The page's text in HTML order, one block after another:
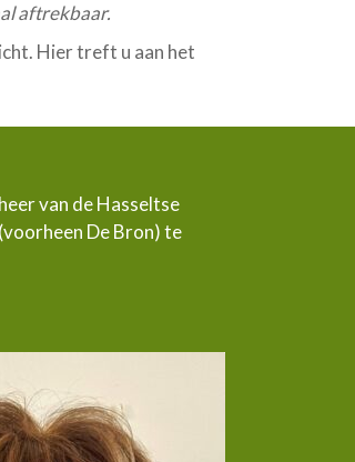
aftrekbaar.
Hier treft u aan het
van de Hasseltse
De Bron) te